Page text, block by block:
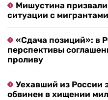
Мишустина
ситуации с
«Сдача позиций»: в
перспективы
проливу
Уехавший из России
обвинен в хищении